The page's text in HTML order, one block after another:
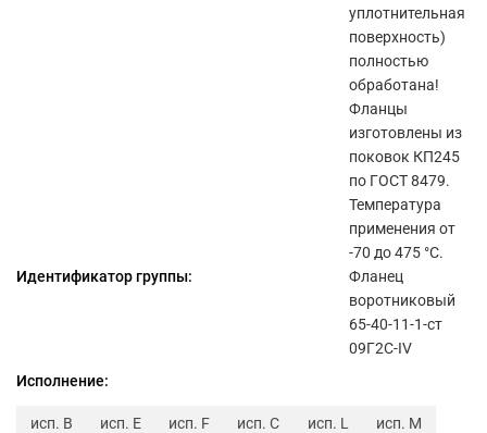
уплотнительная
поверхность)
полностью
обработана!
Фланцы
изготовлены из
поковок КП245
по ГОСТ 8479.
Температура
применения от
-70 до 475 °C.
Идентификатор группы:
Фланец
воротниковый
65-40-11-1-ст
09Г2С-IV
Исполнение:
исп. B исп. E исп. F исп. C исп. L
исп. M